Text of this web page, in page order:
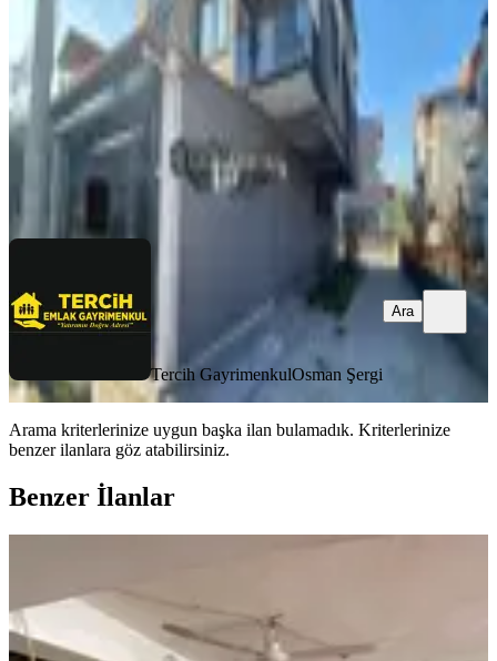
1 Oda
· Bahçe katı ·11.04.2026
3.249.000 ₺
Osman Şergi
Tercih GayrimenkulOsman Şergi
Ara
Arama kriterlerinize uygun başka ilan bulamadık. Kriterlerinize
benzer ilanlara göz atabilirsiniz.
Benzer İlanlar
Merkezefendi, Sümer Mahallesi